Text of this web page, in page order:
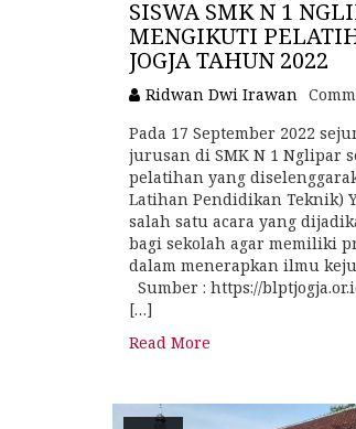
SISWA SMK N 1
MENGIKUTI
JOGJA TAHUN 2022
Ridwan Dwi Irawan
Pada 17 September 2022
jurusan di SMK N 1 Nglipar
pelatihan yang
Latihan Pendidikan Teknik)
salah satu acara yang
bagi sekolah agar memiliki
dalam menerapkan ilmu
Sumber : https://
[…]
Read More